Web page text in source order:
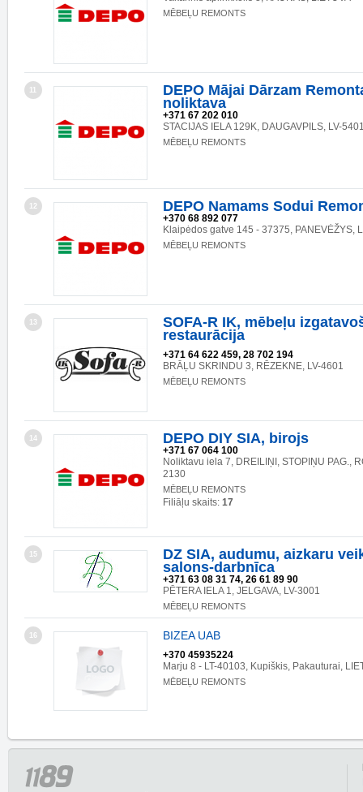
MĒBEĻU REMONTS
11
DEPO Mājai Dārzam
noliktava
+371 67 202 010
STACIJAS IELA 129K, DAUGAVPILS, LV-
MĒBEĻU REMONTS
12 DEPO Namams Sodui
+370 68 892 077
Klaipėdos gatve 145 - 37375, PANEVĖŽYS,
MĒBEĻU REMONTS
13
SOFA-R IK, mēbeļu
restaurācija
+371 64 622 459, 28 702 194
BRĀĻU SKRINDU 3, RĒZEKNE, LV-4601
MĒBEĻU REMONTS
14 DEPO DIY SIA, birojs
+371 67 064 100
Noliktavu iela 7, DREILIŅI, STOPIŅU PAG.,
2130
MĒBEĻU REMONTS
Filiāļu skaits: 17
15
DZ SIA, audumu, aizkaru
salons-darbnīca
+371 63 08 31 74, 26 61 89 90
PĒTERA IELA 1, JELGAVA, LV-3001
MĒBEĻU REMONTS
16 BIZEA UAB
+370 45935224
Marju 8 - LT-40103, Kupiškis, Pakauturai,
MĒBEĻU REMONTS